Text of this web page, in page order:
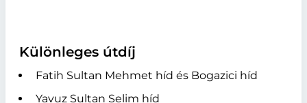
Különleges útdíj
Fatih Sultan Mehmet híd és Bogazici híd
Yavuz Sultan Selim híd